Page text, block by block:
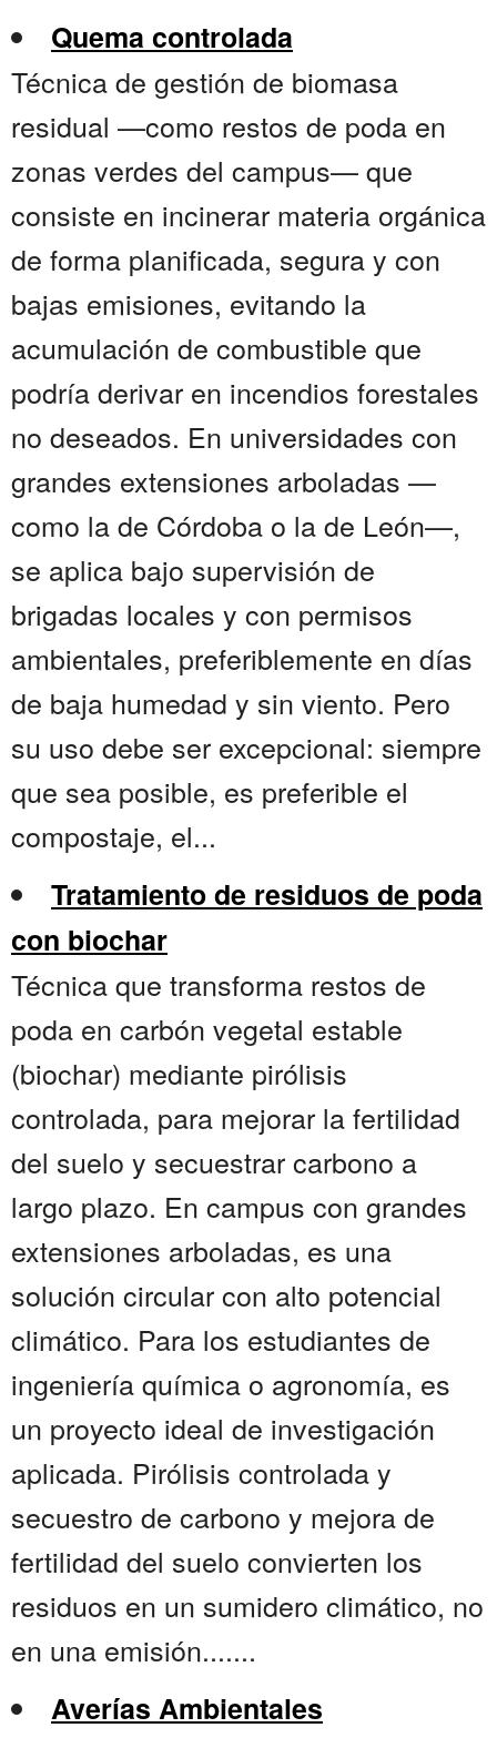
Quema controlada
Técnica de gestión de biomasa
residual —como restos de poda en
zonas verdes del campus— que
consiste en incinerar materia orgánica
de forma planificada, segura y con
bajas emisiones, evitando la
acumulación de combustible que
podría derivar en incendios forestales
no deseados. En universidades con
grandes extensiones arboladas —
como la de Córdoba o la de León—,
se aplica bajo supervisión de
brigadas locales y con permisos
ambientales, preferiblemente en días
de baja humedad y sin viento. Pero
su uso debe ser excepcional: siempre
que sea posible, es preferible el
compostaje, el...
Tratamiento de residuos de poda
con biochar
Técnica que transforma restos de
poda en carbón vegetal estable
(biochar) mediante pirólisis
controlada, para mejorar la fertilidad
del suelo y secuestrar carbono a
largo plazo. En campus con grandes
extensiones arboladas, es una
solución circular con alto potencial
climático. Para los estudiantes de
ingeniería química o agronomía, es
un proyecto ideal de investigación
aplicada. Pirólisis controlada y
secuestro de carbono y mejora de
fertilidad del suelo convierten los
residuos en un sumidero climático, no
en una emisión.......
Averías Ambientales